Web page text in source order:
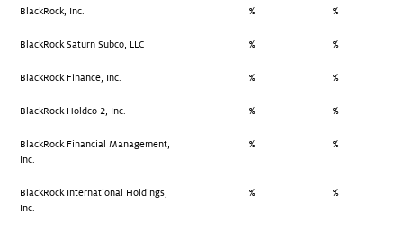
BlackRock, Inc. % %
BlackRock Saturn Subco, LLC % %
BlackRock Finance, Inc. % %
BlackRock Holdco 2, Inc. % %
BlackRock Financial Management,
Inc.
% %
BlackRock International Holdings,
Inc.
% %